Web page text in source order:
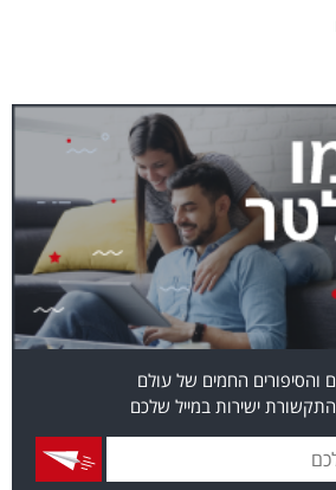
והסיפורים החמים של עולם
ישירות במייל שלכם